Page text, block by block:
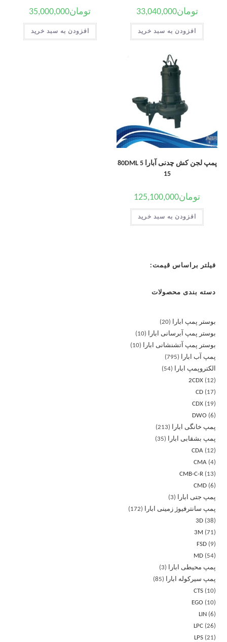
تومان33,040,000
افزودن به سبد خرید
تومان35,000,000
افزودن به سبد خرید
پمپ لجن کش چدنی آبارا 80DML 5
15
تومان125,100,000
افزودن به سبد خرید
فیلتر براساس قیمت:
دسته بندی محصولات
بوستر پمپ ابارا
20
بوستر پمپ آبرسانی ابارا
10
بوستر پمپ آتشنشانی ابارا
10
پمپ آب ابارا
795
الکتروپمپ ابارا
54
2CDX
12
CD
17
CDX
19
DWO
6
پمپ خانگی ابارا
213
پمپ بشقابی ابارا
35
CDA
12
CMA 4
CMB-C-R
13
CMD 6
پمپ جتی ابارا
3
پمپ سانترفیوژ زمینی ابارا
172
3D 38
3M
71
FSD
9
MD
54
پمپ محیطی ابارا
3
پمپ سیرکوله ابارا
85
CTS
10
EGO
10
LIN
6
LPC 26
LPS 21